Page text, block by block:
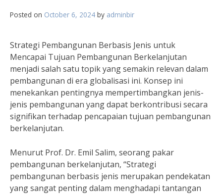
Posted on October 6, 2024 by adminbir
Strategi Pembangunan Berbasis Jenis untuk
Mencapai Tujuan Pembangunan Berkelanjutan
menjadi salah satu topik yang semakin relevan dalam
pembangunan di era globalisasi ini. Konsep ini
menekankan pentingnya mempertimbangkan jenis-
jenis pembangunan yang dapat berkontribusi secara
signifikan terhadap pencapaian tujuan pembangunan
berkelanjutan.
Menurut Prof. Dr. Emil Salim, seorang pakar
pembangunan berkelanjutan, “Strategi
pembangunan berbasis jenis merupakan pendekatan
yang sangat penting dalam menghadapi tantangan